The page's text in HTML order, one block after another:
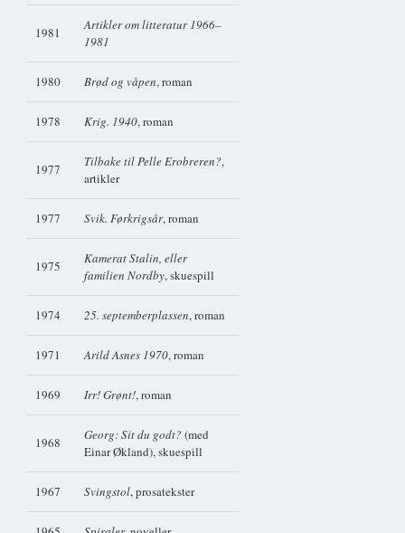
1981
Artikler om litteratur 1966–
1981
1980 Brød og våpen, roman
1978 Krig. 1940, roman
1977 Tilbake til Pelle Erobreren?,
artikler
1977 Svik. Førkrigsår, roman
1975
Kamerat Stalin, eller
familien Nordby, skuespill
1974 25. septemberplassen, roman
1971 Arild Asnes 1970, roman
1969 Irr! Grønt!, roman
1968 Georg: Sit du godt? (med
Einar Økland), skuespill
1967 Svingstol, prosatekster